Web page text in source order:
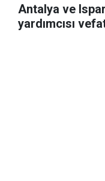
Antalya ve
yardımcısı